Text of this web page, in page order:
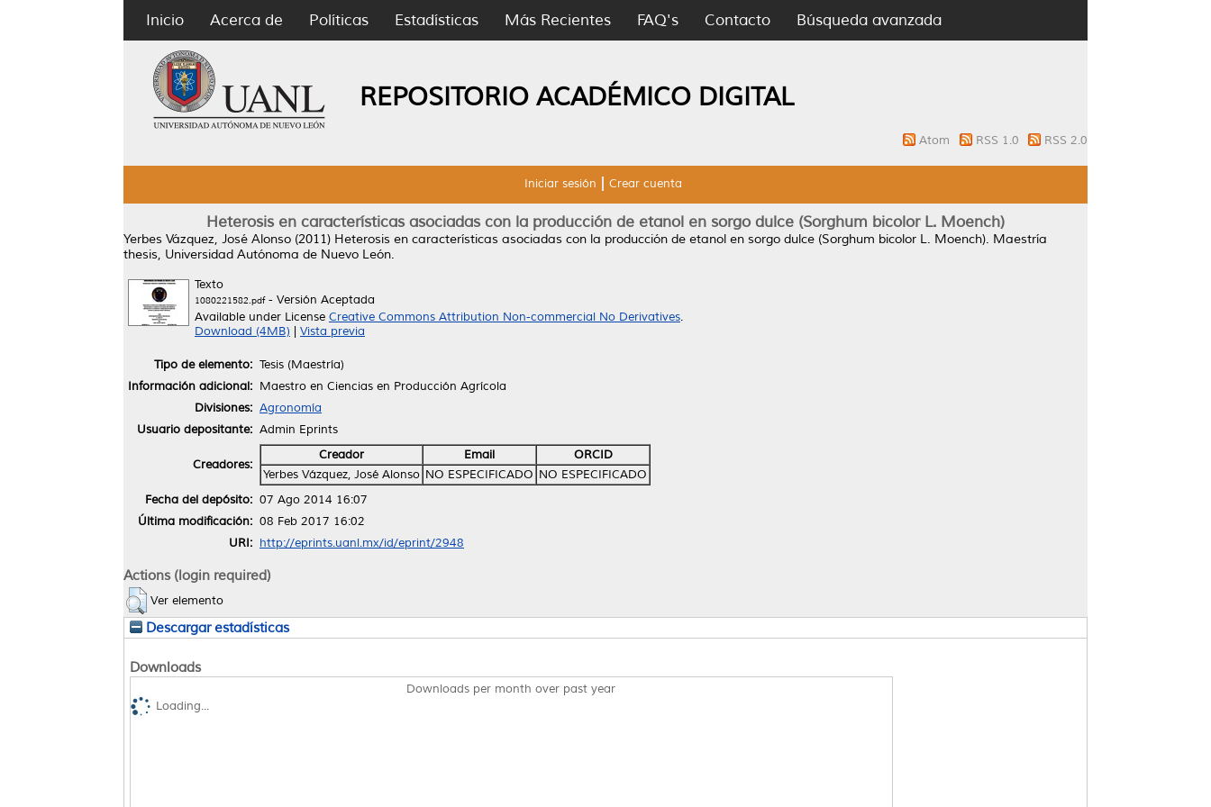
Inicio Acerca de Políticas Estadísticas Más Recientes FAQ's Contacto Búsqueda avanzada
REPOSITORIO ACADÉMICO DIGITAL
Atom RSS 1.0 RSS 2.0
Iniciar sesión Crear cuenta
Heterosis en características asociadas con la producción de etanol en sorgo dulce (Sorghum bicolor L. Moench)
Yerbes Vázquez, José Alonso (2011) Heterosis en características asociadas con la producción de etanol en sorgo dulce (Sorghum bicolor L. Moench). Maestría
thesis, Universidad Autónoma de Nuevo León.
Texto
1080221582.pdf- Versión Aceptada
Available under License Creative Commons Attribution Non-commercial No Derivatives.
Download (4MB)
Vista previa
Tipo de elemento: Tesis (Maestría)
Información adicional: Maestro en Ciencias en Producción Agrícola
Divisiones: Agronomía
Usuario depositante: Admin Eprints
Creadores:
Creador Email
ORCID
Yerbes Vázquez, José Alonso NO ESPECIFICADO NO ESPECIFICADO
Fecha del depósito: 07 Ago 2014 16:07
Última modificación: 08 Feb 2017 16:02
URI: http://eprints.uanl.mx/id/eprint/2948
Actions (login required)
Ver elemento
Descargar estadísticas
Downloads
Downloads per month over past year
Loading...